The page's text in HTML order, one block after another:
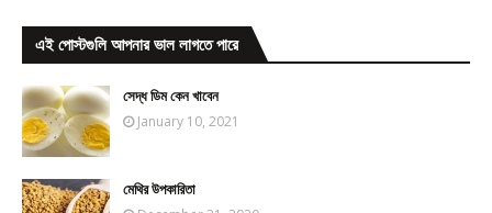
এই পোস্টগুলি আপনার ভাল লাগতে পারে
সেদ্ধ ডিম কেন খাবেন
January 10, 2021
মেথির উপকারিতা